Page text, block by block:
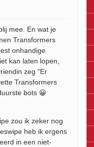
mee. En wat je
Transformers
onhandige
kan laten lopen,
zeg “Er
Transformers
bots 😀
zou ik zeker nog
heb ik ergens
in een niet-